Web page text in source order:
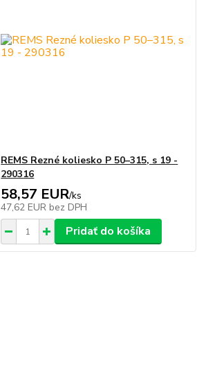
REMS Rezné koliesko P 50–315, s 19 -
290316
58,57 EUR/ks
47,62 EUR bez DPH
Pridať do košíka